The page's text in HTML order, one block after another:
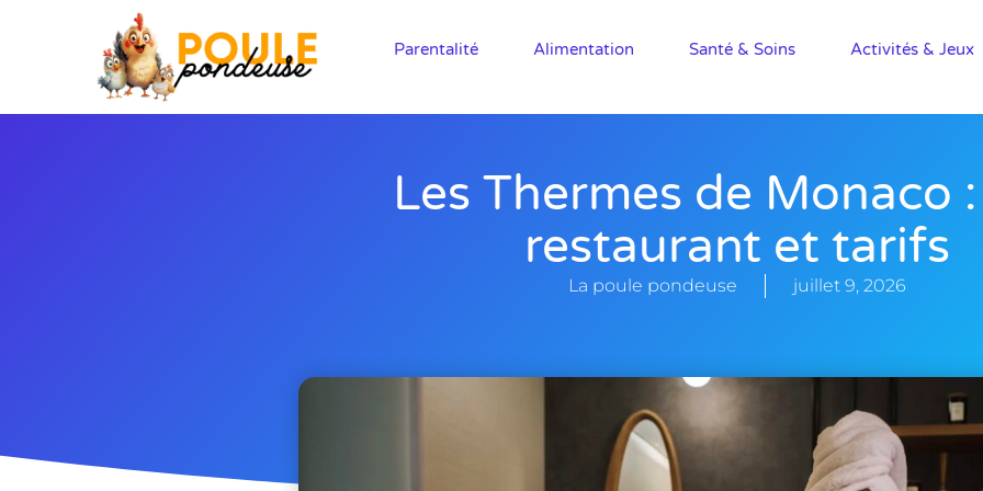
Parentalité Alimentation Santé & Soins Activités & Jeux
Les Thermes de Monaco
restaurant et tarifs
La poule pondeuse juillet 9, 2026